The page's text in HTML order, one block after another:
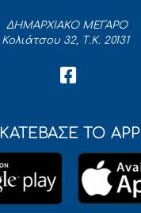
ΔΗΜΑΡΧΙΑΚΟ ΜΕΓΑΡΟ
Κολιάτσου 32, Τ.Κ. 20131
ΚΑΤΕΒΑΣΕ ΤΟ APP